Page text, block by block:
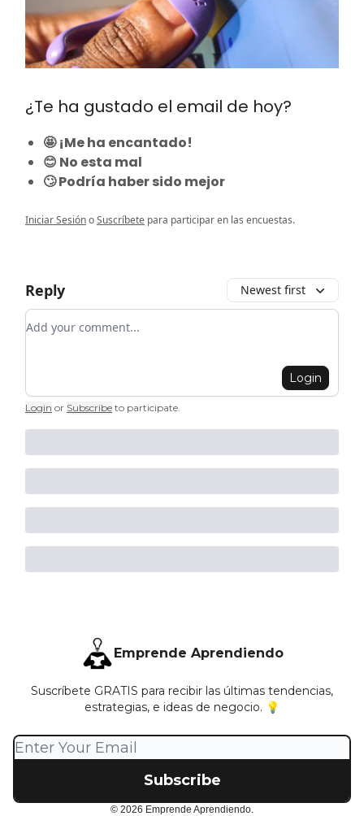
¿Te ha gustado el email de hoy?
🤩 ¡Me ha encantado!
😊 No esta mal
🙄 Podría haber sido mejor
Iniciar SesiónoSuscríbete para participar en las encuestas.
Reply Newest first
Add your comment
Login
Login or Subscribe to participate
Emprende Aprendiendo
Suscríbete GRATIS para recibir las últimas tendencias,
estrategias, e ideas de negocio. 💡
© 2026 Emprende Aprendiendo.